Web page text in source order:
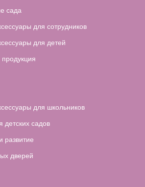
сада
для сотрудников
для детей
для школьников
детских садов
развитие
дверей